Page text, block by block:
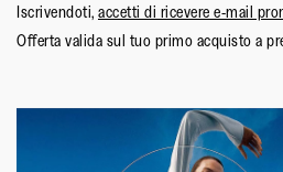
Iscrivendoti, accetti di ricevere e-mail
Offerta valida sul tuo primo acquisto a